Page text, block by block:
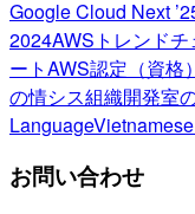
Google Cloud Next
2024AWSトレンドチ
ートAWS認定（資格）
の情シス組織開発室
Language
お問い合わせ